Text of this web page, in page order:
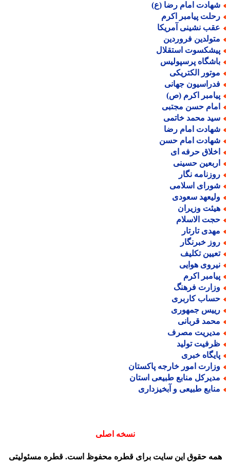
امام رضا (ع)
پیامبر اکرم
نشینی آمریکا
فروردین
استقلال
پرسپولیس
الکتریکی
جهانی
اکرم (ص)
حسن مجتبی
محمد خاتمی
امام رضا
امام حسن
حرفه ای
حسینی
نگار
اسلامی
سعودی
وزیران
الاسلام
تارتار
خبرنگار
تکلیف
هوایی
اکرم
فرهنگ
کاربری
جمهوری
قربانی
مصرف
تولید
خبری
امور خارجه پاکستان
منابع طبیعی استان
طبیعی و آبخیزداری
نسخه اصلی
حقوق این سایت برای قطره محفوظ است. قطره مسئولیتی